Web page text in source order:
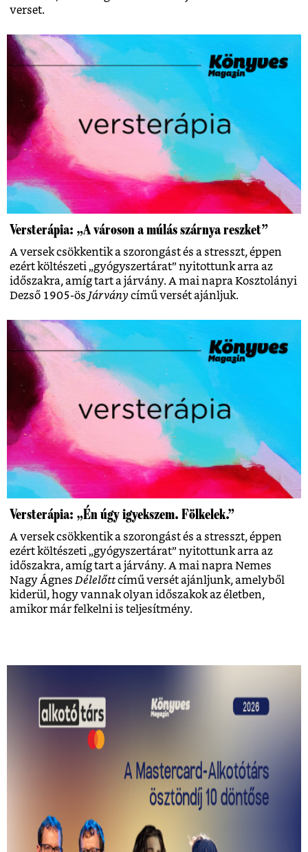
verset.
Versterápia: „A városon a múlás szárnya reszket”
A versek csökkentik a szorongást és a stresszt, éppen
ezért költészeti „gyógyszertárat” nyitottunk arra az
időszakra, amíg tart a járvány. A mai napra Kosztolányi
Dezső 1905-ös Járvány című versét ajánljuk.
Versterápia: „Én úgy igyekszem. Fölkelek.”
A versek csökkentik a szorongást és a stresszt, éppen
ezért költészeti „gyógyszertárat” nyitottunk arra az
időszakra, amíg tart a járvány. A mai napra Nemes
Nagy Ágnes Délelőttcímű versét ajánljunk, amelyből
kiderül, hogy vannak olyan időszakok az életben,
amikor már felkelni is teljesítmény.